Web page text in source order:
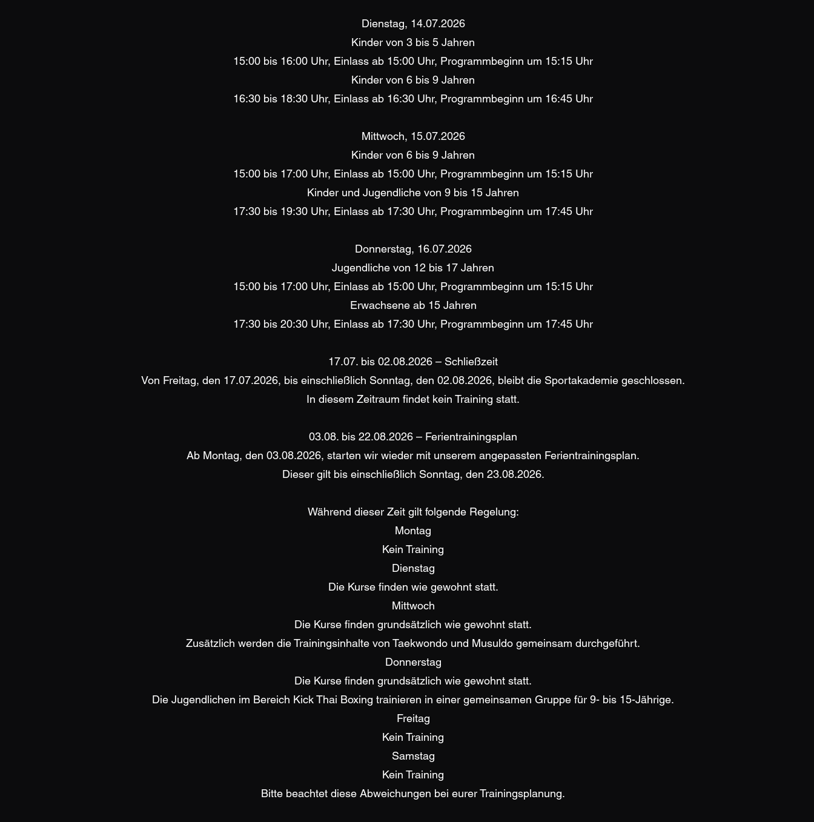
Dienstag, 14.07.2026
Kinder von 3 bis 5 Jahren
15:00 bis 16:00 Uhr, Einlass ab 15:00 Uhr, Programmbeginn um 15:15 Uhr
Kinder von 6 bis 9 Jahren
16:30 bis 18:30 Uhr, Einlass ab 16:30 Uhr, Programmbeginn um 16:45 Uhr
Mittwoch, 15.07.2026
Kinder von 6 bis 9 Jahren
15:00 bis 17:00 Uhr, Einlass ab 15:00 Uhr, Programmbeginn um 15:15 Uhr
Kinder und Jugendliche von 9 bis 15 Jahren
17:30 bis 19:30 Uhr, Einlass ab 17:30 Uhr, Programmbeginn um 17:45 Uhr
Donnerstag, 16.07.2026
Jugendliche von 12 bis 17 Jahren
15:00 bis 17:00 Uhr, Einlass ab 15:00 Uhr, Programmbeginn um 15:15 Uhr
Erwachsene ab 15 Jahren
17:30 bis 20:30 Uhr, Einlass ab 17:30 Uhr, Programmbeginn um 17:45 Uhr
17.07. bis 02.08.2026 – Schließzeit
Von Freitag, den 17.07.2026, bis einschließlich Sonntag, den 02.08.2026, bleibt die Sportakademie geschlossen.
In diesem Zeitraum findet kein Training statt.
03.08. bis 22.08.2026 – Ferientrainingsplan
Ab Montag, den 03.08.2026, starten wir wieder mit unserem angepassten Ferientrainingsplan.
Dieser gilt bis einschließlich Sonntag, den 23.08.2026.
Während dieser Zeit gilt folgende Regelung:
Montag
Kein Training
Dienstag
Die Kurse finden wie gewohnt statt.
Mittwoch
Die Kurse finden grundsätzlich wie gewohnt statt.
Zusätzlich werden die Trainingsinhalte von Taekwondo und Musuldo gemeinsam durchgeführt.
Donnerstag
Die Kurse finden grundsätzlich wie gewohnt statt.
Die Jugendlichen im Bereich Kick Thai Boxing trainieren in einer gemeinsamen Gruppe für 9- bis 15-Jährige.
Freitag
Kein Training
Samstag
Kein Training
Bitte beachtet diese Abweichungen bei eurer Trainingsplanung.